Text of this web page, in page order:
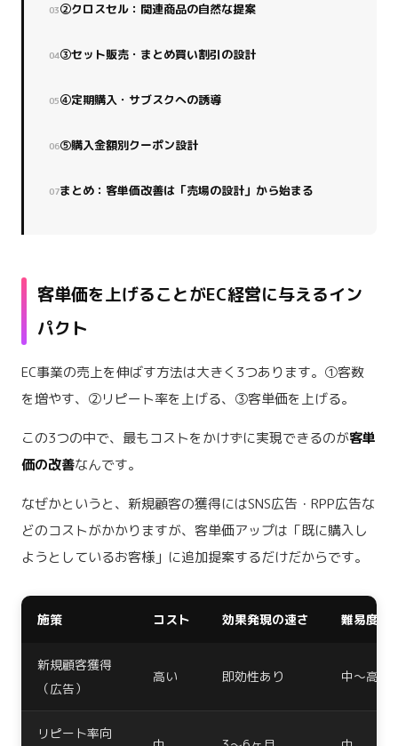
②クロスセル：関連商品の自然な提案
③セット販売・まとめ買い割引の設計
④定期購入・サブスクへの誘導
⑤購入金額別クーポン設計
まとめ：客単価改善は「売場の設計」から始まる
客単価を上げることがEC経営に与えるイン
パクト
EC事業の売上を伸ばす方法は大きく3つあります。①客数
を増やす、②リピート率を上げる、③客単価を上げる。
この3つの中で、最もコストをかけずに実現できるのが客単
価の改善なんです。
なぜかというと、新規顧客の獲得にはSNS広告・RPP広告な
どのコストがかかりますが、客単価アップは「既に購入し
ようとしているお客様」に追加提案するだけだからです。
施策 コスト 効果発現の速さ 難易度
新規顧客獲得
（広告）
高い 即効性あり 中〜高
リピート率向